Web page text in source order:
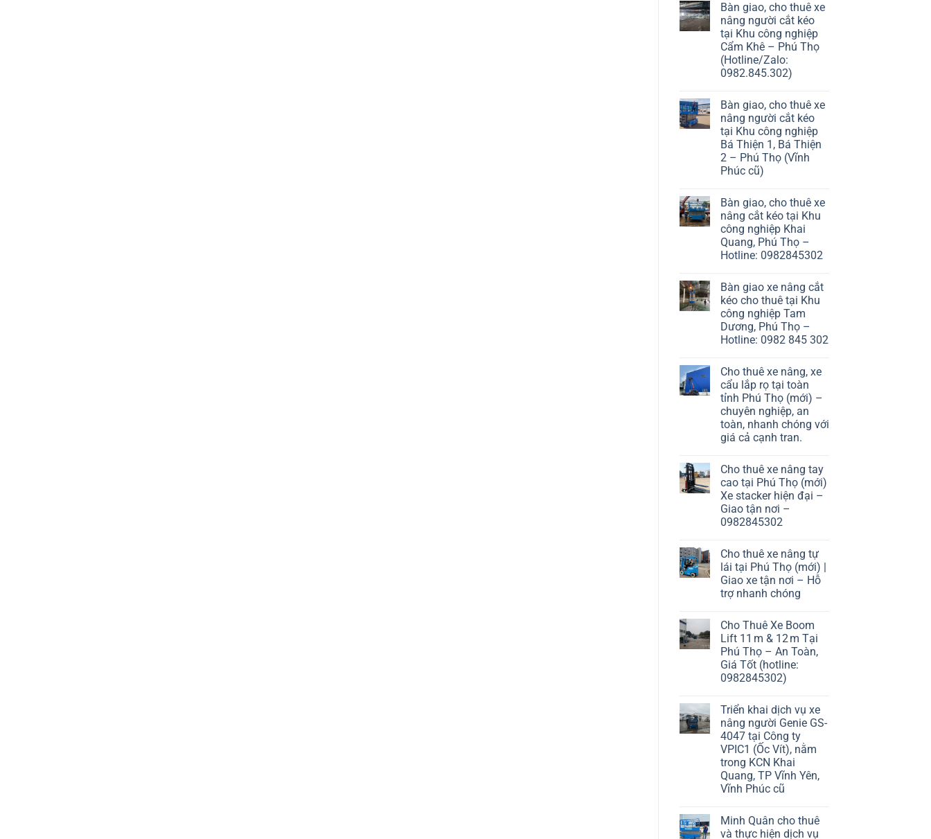
Bàn giao, cho thuê xe
nâng người cắt kéo
tại Khu công nghiệp
Cẩm Khê – Phú Thọ
(Hotline/Zalo:
0982.845.302)
Bàn giao, cho thuê xe
nâng người cắt kéo
tại Khu công nghiệp
Bá Thiện 1, Bá Thiện
2 – Phú Thọ (Vĩnh
Phúc cũ)
Bàn giao, cho thuê xe
nâng cắt kéo tại Khu
công nghiệp Khai
Quang, Phú Thọ –
Hotline: 0982845302
Bàn giao xe nâng cắt
kéo cho thuê tại Khu
công nghiệp Tam
Dương, Phú Thọ –
Hotline: 0982 845 302
Cho thuê xe nâng, xe
cẩu lắp rọ tại toàn
tỉnh Phú Thọ (mới) –
chuyên nghiệp, an
toàn, nhanh chóng với
giá cả cạnh tran.
Cho thuê xe nâng tay
cao tại Phú Thọ (mới)
Xe stacker hiện đại –
Giao tận nơi –
0982845302
Cho thuê xe nâng tự
lái tại Phú Thọ (mới) |
Giao xe tận nơi – Hỗ
trợ nhanh chóng
Cho Thuê Xe Boom
Lift 11 m & 12 m Tại
Phú Thọ – An Toàn,
Giá Tốt (hotline:
0982845302)
Triển khai dịch vụ xe
nâng người Genie GS-
4047 tại Công ty
VPIC1 (Ốc Vít), nằm
trong KCN Khai
Quang, TP Vĩnh Yên,
Vĩnh Phúc cũ
Minh Quân cho thuê
và thực hiện dịch vụ